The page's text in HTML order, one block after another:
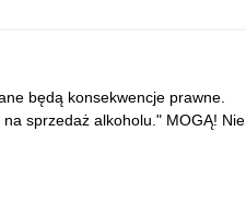
będą konsekwencje prawne.
sprzedaż alkoholu." MOGĄ! Nie